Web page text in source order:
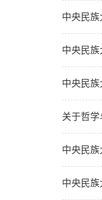
中央民
中央民
中央民
关于哲
中央民
中央民